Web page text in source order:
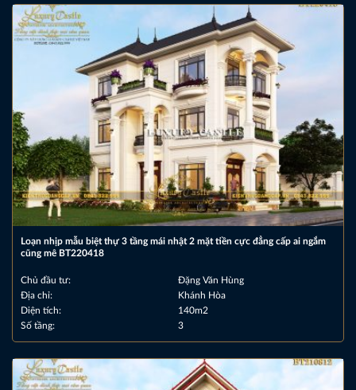
Loạn nhịp mẫu biệt thự 3 tầng mái nhật 2 mặt tiền cực đẳng cấp ai ngắm
cũng mê BT220418
Chủ đầu tư:
Đặng Văn Hùng
Địa chỉ:
Khánh Hòa
Diện tích:
140m2
Số tầng:
3